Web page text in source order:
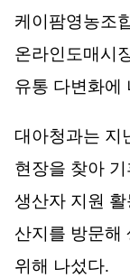
케이팜영농조
온라인도매시
유통 다변화에
대아청과는 지
현장을 찾아
생산자 지원
산지를 방문해
위해 나섰다.